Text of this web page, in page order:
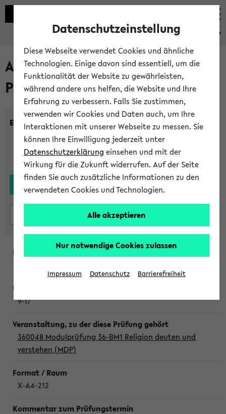
eKVV
Alle noch stattfindenden
Prüfungen
Einrichtung:
9-17
360048 Modulprüfung 36-BM1 Religion deuten und
verstehen (MDP)
X-A4-212
Datenschutzeinstellung
Diese Webseite verwendet Cookies und ähnliche
Technologien. Einige davon sind essentiell, um die
Funktionalität der Website zu gewährleisten,
während andere uns helfen, die Website und Ihre
Erfahrung zu verbessern. Falls Sie zustimmen,
verwenden wir Cookies und Daten auch, um Ihre
Interaktionen mit unserer Webseite zu messen. Sie
können Ihre Einwilligung jederzeit unter
Datenschutzerklärung einsehen und mit der
Wirkung für die Zukunft widerrufen. Auf der Seite
finden Sie auch zusätzliche Informationen zu den
verwendeten Cookies und Technologien.
Alle akzeptieren
Nur notwendige Cookies zulassen
Impressum Datenschutz Barrierefreiheit